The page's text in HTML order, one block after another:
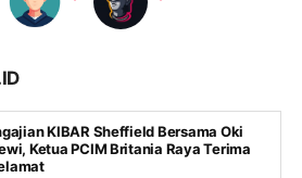
KIBAR Sheffield Bersama Oki
Ketua PCIM Britania Raya Terima